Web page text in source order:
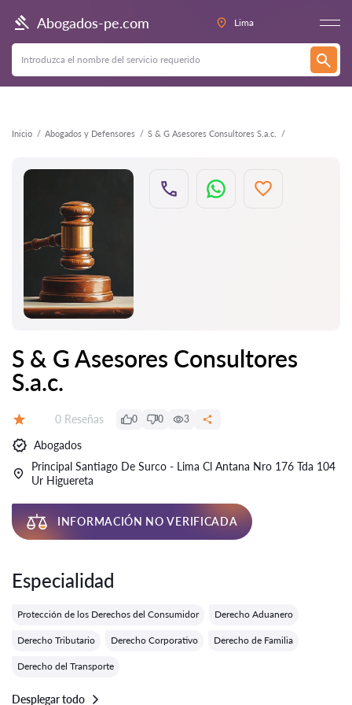
Abogados-pe.com Lima
Inicio Abogados y Defensores S & G Asesores Consultores S.a.c.
Atrás
S & G Asesores Consultores
S.a.c.
Número de reseñas:
0 Reseñas 0 0 3
Abogados
Principal Santiago De Surco - Lima Cl Antana Nro 176 Tda 104
Ur Higuereta
INFORMACIÓN NO VERIFICADA
Especialidad
Protección de los Derechos del Consumidor Derecho Aduanero
Derecho Tributario Derecho Corporativo Derecho de Familia
Derecho del Transporte
Desplegar todo